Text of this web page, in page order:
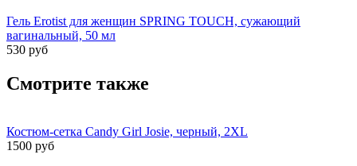
Гель Erotist для женщин SPRING TOUCH, сужающий
вагинальный, 50 мл
530 руб
Смотрите также
Костюм-сетка Candy Girl Josie, черный, 2XL
1500 руб